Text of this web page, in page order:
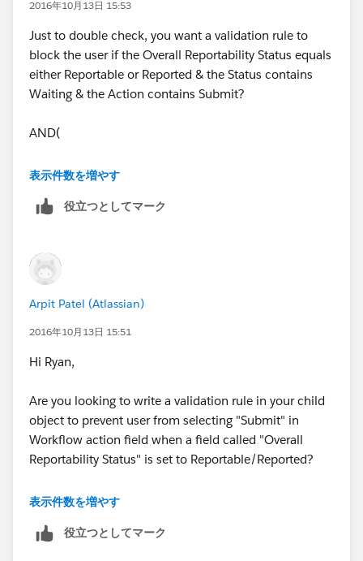
2016年10月13日 15:53
Just to double check, you want a validation rule to
block the user if the Overall Reportability Status equals
either Reportable or Reported & the Status contains
Waiting & the Action contains Submit?
AND(
OR(Overall Reportability Status =
"Reported"),
Contains(CMP_WF_Action__c ,"Submit")
)
表示件数を増やす
役立つとしてマーク
Arpit Patel (Atlassian)
2016年10月13日 15:51
Hi Ryan,
Are you looking to write a validation rule in your child
object to prevent user from selecting "Submit" in
Workflow action field when a field called "Overall
Reportability Status" is set to Reportable/Reported?
Are all the 3 fields that you have given are picklist
表示件数を増やす
役立つとしてマーク